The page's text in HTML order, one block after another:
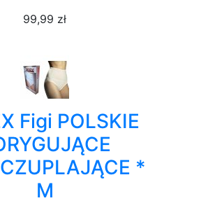
99,99 zł
Figi POLSKIE
*
M